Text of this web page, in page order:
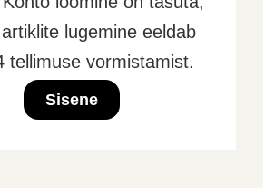
lugemine eeldab
tellimuse vormistamist.
Sisene